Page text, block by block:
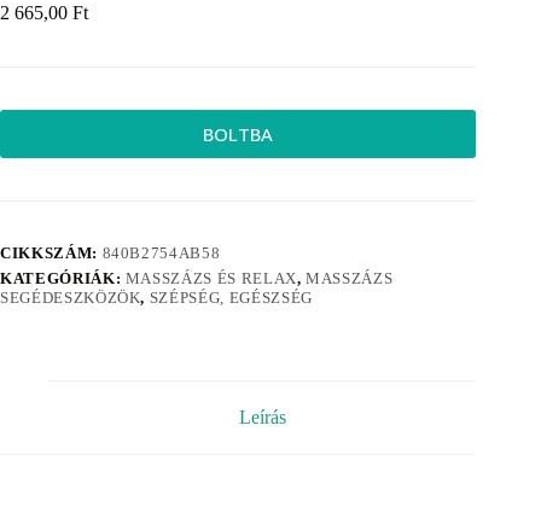
2 665,00 Ft
BOLTBA
CIKKSZÁM: 840B2754AB58
KATEGÓRIÁK: MASSZÁZS ÉS RELAX,MASSZÁZS
SEGÉDESZKÖZÖK, SZÉPSÉG, EGÉSZSÉG
Leírás